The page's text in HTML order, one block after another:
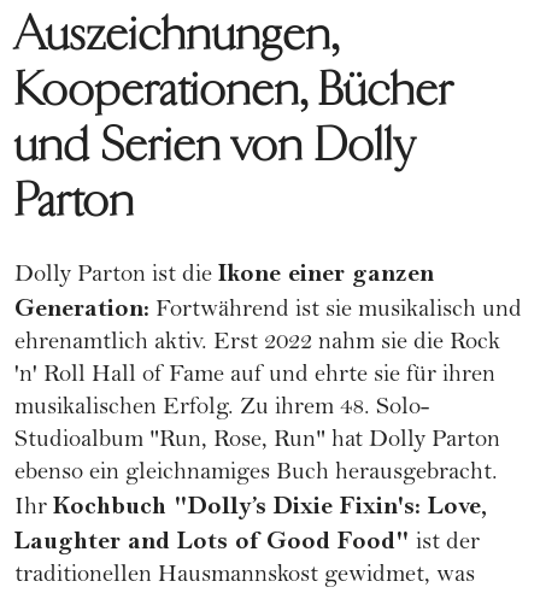
Auszeichnungen,
Kooperationen, Bücher
und Serien von Dolly
Parton
Dolly Parton ist die Ikone einer ganzen
Generation: Fortwährend ist sie musikalisch und
ehrenamtlich aktiv. Erst 2022 nahm sie die Rock
'n' Roll Hall of Fame auf und ehrte sie für ihren
musikalischen Erfolg. Zu ihrem 48. Solo-
Studioalbum "Run, Rose, Run" hat Dolly Parton
ebenso ein gleichnamiges Buch herausgebracht.
Ihr Kochbuch "Dolly’s Dixie Fixin's: Love,
Laughter and Lots of Good Food" ist der
traditionellen Hausmannskost gewidmet, was